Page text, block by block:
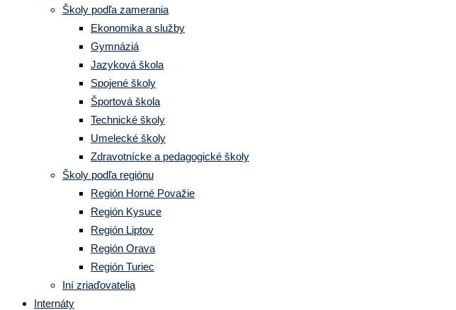
Školy podľa zamerania
Ekonomika a služby
Gymnáziá
Jazyková škola
Spojené školy
Športová škola
Technické školy
Umelecké školy
Zdravotnícke a pedagogické školy
Školy podľa regiónu
Región Horné Považie
Región Kysuce
Región Liptov
Región Orava
Región Turiec
Iní zriaďovatelia
Internáty